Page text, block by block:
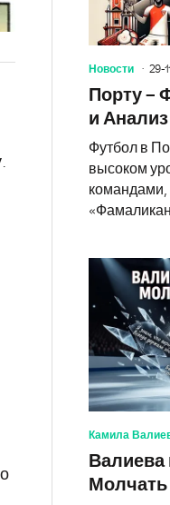
Новости 29-
Порту –
и Анализ
Футбол в
высоком
командами,
Камила
Валиева
Молчать